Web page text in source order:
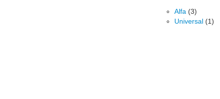
Alfa (3)
Universal (1)